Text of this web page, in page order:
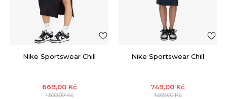
Nike Sportswear Chill
669,00 Kč
1.509,00Kč
Nike Sportswear Chill
749,00 Kč
1.509,00Kč